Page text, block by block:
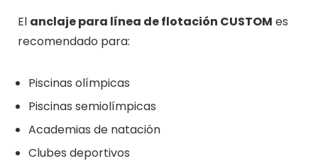
El anclaje para línea de flotación CUSTOM es
recomendado para:
Piscinas olímpicas
Piscinas semiolímpicas
Academias de natación
Clubes deportivos